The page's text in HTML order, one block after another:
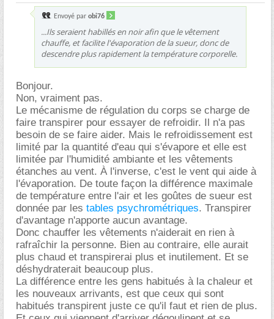
Envoyé par obi76
...Ils seraient habillés en noir afin que le vêtement
chauffe, et facilite l'évaporation de la sueur, donc de
descendre plus rapidement la température corporelle.
Bonjour.
Non, vraiment pas.
Le mécanisme de régulation du corps se charge de
faire transpirer pour essayer de refroidir. Il n'a pas
besoin de se faire aider. Mais le refroidissement est
limité par la quantité d'eau qui s'évapore et elle est
limitée par l'humidité ambiante et les vêtements
étanches au vent. À l'inverse, c'est le vent qui aide à
l'évaporation. De toute façon la différence maximale
de température entre l'air et les goûtes de sueur est
donnée par les tables psychrométriques. Transpirer
d'avantage n'apporte aucun avantage.
Donc chauffer les vêtements n'aiderait en rien à
rafraîchir la personne. Bien au contraire, elle aurait
plus chaud et transpirerai plus et inutilement. Et se
déshydraterait beaucoup plus.
La différence entre les gens habitués à la chaleur et
les nouveaux arrivants, est que ceux qui sont
habitués transpirent juste ce qu'il faut et rien de plus.